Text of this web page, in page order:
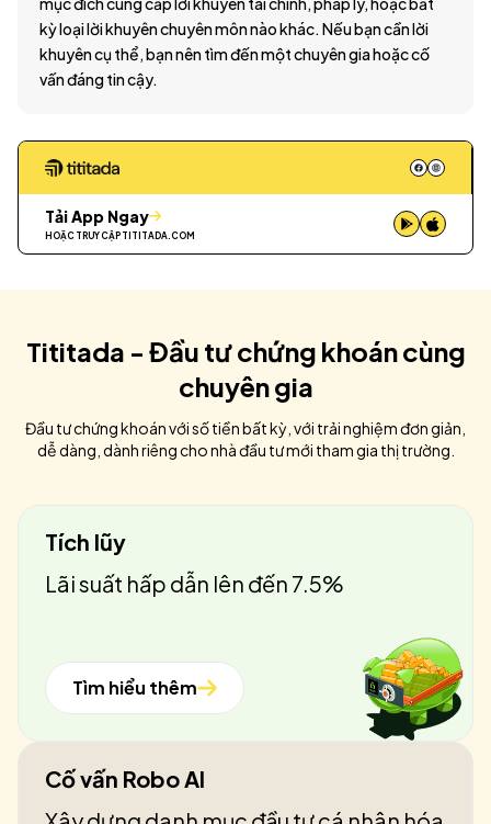
kỳ loại lời khuyên chuyên môn nào khác. Nếu bạn cần lời
khuyên cụ thể, bạn nên tìm đến một chuyên gia hoặc cố
vấn đáng tin cậy.
Tải App Ngay
HOẶC TRUY CẬP TITITADA.COM
Tititada - Đầu tư chứng khoán cùng
chuyên gia
Đầu tư chứng khoán với số tiền bất kỳ, với trải nghiệm đơn giản,
dễ dàng, dành riêng cho nhà đầu tư mới tham gia thị trường.
Tích lũy
Lãi suất hấp dẫn lên đến 7.5%
Tìm hiểu thêm
Cố vấn Robo AI